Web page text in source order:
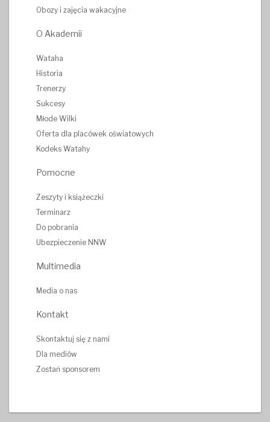
Obozy i zajęcia wakacyjne
O Akademii
Wataha
Historia
Trenerzy
Sukcesy
Młode Wilki
Oferta dla placówek oświatowych
Kodeks Watahy
Pomocne
Zeszyty i książeczki
Terminarz
Do pobrania
Ubezpieczenie NNW
Multimedia
Media o nas
Kontakt
Skontaktuj się z nami
Dla mediów
Zostań sponsorem